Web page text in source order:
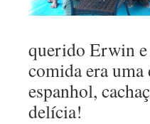
querido Erwin e
comida era
espanhol,
delícia!